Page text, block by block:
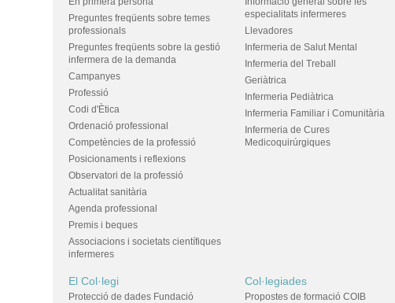
Preguntes freqüents sobre temes
professionals
Preguntes freqüents sobre la gestió
infermera de la demanda
Campanyes
Professió
Codi d'Ètica
Ordenació professional
Competències de la professió
Posicionaments i reflexions
Observatori de la professió
Actualitat sanitària
Agenda professional
Premis i beques
Associacions i societats científiques
infermeres
especialitats infermeres
Llevadores
Infermeria de Salut Mental
Infermeria del Treball
Geriàtrica
Infermeria Pediàtrica
Infermeria Familiar i Comunitària
Infermeria de Cures
Medicoquirúrgiques
El Col·legi
Protecció de dades Fundació
Col·legiades
Propostes de formació COIB